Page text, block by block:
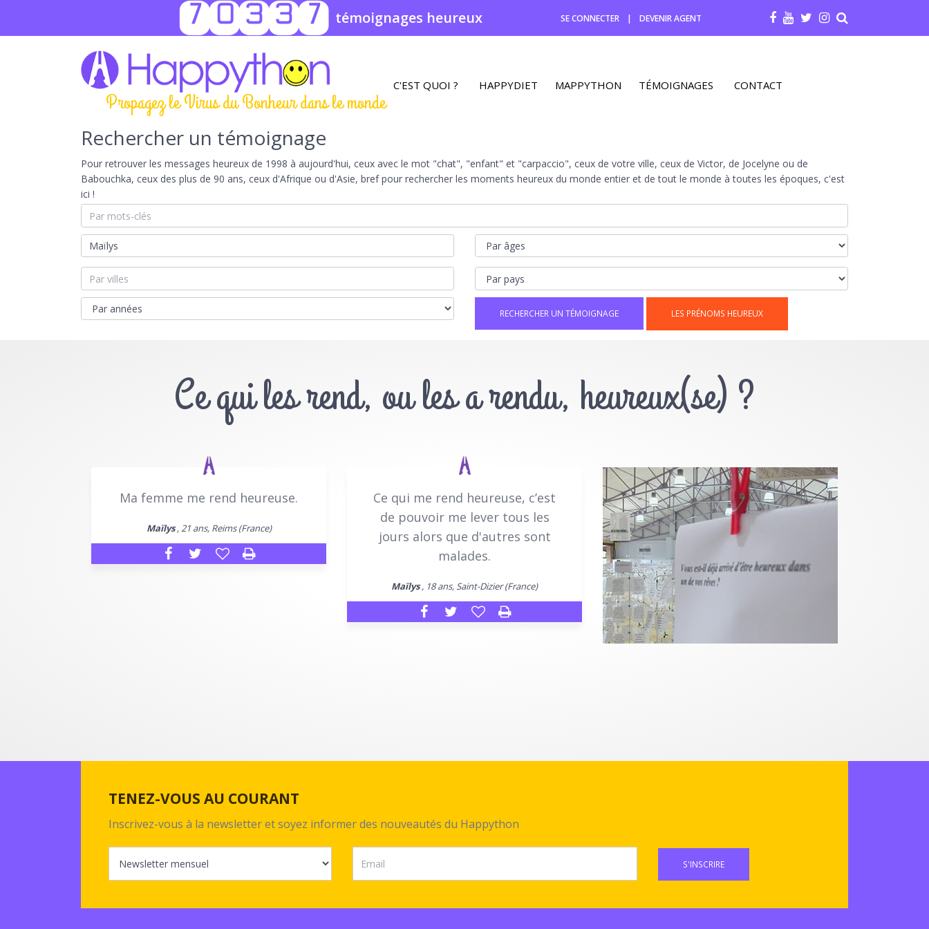
70337 témoignages heureux SE CONNECTER | DEVENIR AGENT
Propagez le Virus du Bonheur dans le monde
C'EST QUOI ? HAPPYDIET MAPPYTHON TÉMOIGNAGES CONTACT
Rechercher un témoignage
Pour retrouver les messages heureux de 1998 à aujourd'hui, ceux avec le mot "chat", "enfant" et "carpaccio", ceux de votre ville, ceux de Victor, de Jocelyne ou de
Babouchka, ceux des plus de 90 ans, ceux d'Afrique ou d'Asie, bref pour rechercher les moments heureux du monde entier et de tout le monde à toutes les époques, c'est
ici !
LES PRÉNOMS HEUREUX
Ce qui les rend, ou les a rendu, heureux(se) ?
Ma femme me rend heureuse.
Maïlys, 21 ans, Reims (France)
Ce qui me rend heureuse, c’est
de pouvoir me lever tous les
jours alors que d'autres sont
malades.
Maïlys, 18 ans, Saint-Dizier (France)
TENEZ-VOUS AU COURANT
Inscrivez-vous à la newsletter et soyez informer des nouveautés du Happython
S'INSCRIRE